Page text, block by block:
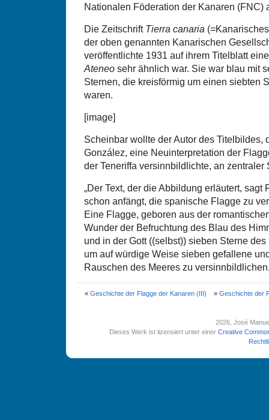
Nationalen Föderation der Kanaren (FNC)
Die Zeitschrift Tierra canaria
der oben genannten Kanarischen
veröffentlichte 1931 auf ihrem Titelblatt
Ateneo sehr ähnlich war. Sie war blau mit
Sternen, die kreisförmig um einen siebten
waren.
[image]
Scheinbar wollte der Autor des Titelbildes,
González, eine Neuinterpretation der
der Teneriffa versinnbildlichte, an zentraler
„Der Text, der die Abbildung erläutert,
schon anfängt, die spanische Flagge zu
Eine Flagge, geboren aus der
Wunder der Befruchtung des Blau des
und in der Gott ((selbst)) sieben Sterne
um auf würdige Weise sieben gefallene
Rauschen des Meeres zu
« Geschichte der Flagge der Kanaren (III) » Geschichte der
2026 , José
Dieses Werk ist lizensiert unter einer Creative